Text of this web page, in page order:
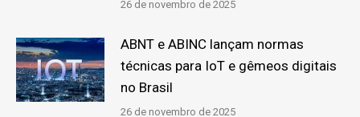
26 de novembro de 2025
ABNT e ABINC lançam normas
técnicas para IoT e gêmeos digitais
no Brasil
26 de novembro de 2025